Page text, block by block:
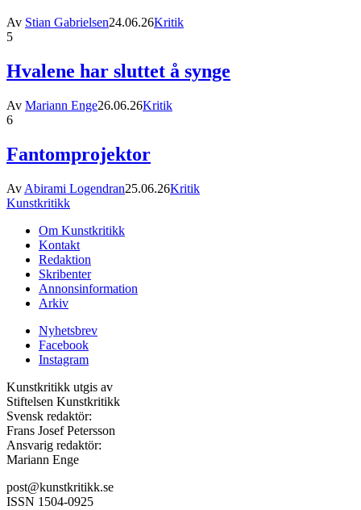
Av Stian Gabrielsen24.06.26Kritik
5
Hvalene har sluttet å synge
Av Mariann Enge26.06.26Kritik
6
Fantomprojektor
Av Abirami Logendran25.06.26Kritik
Kunstkritikk
Om Kunstkritikk
Kontakt
Redaktion
Skribenter
Annonsinformation
Arkiv
Nyhetsbrev
Facebook
Instagram
Kunstkritikk utgis av
Stiftelsen Kunstkritikk
Svensk redaktör:
Frans Josef Petersson
Ansvarig redaktör:
Mariann Enge
post@kunstkritikk.se
ISSN 1504-0925